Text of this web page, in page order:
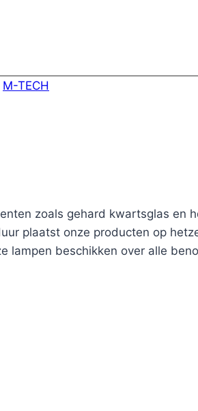
M-TECH
zoals gehard kwartsglas en
plaatst onze producten op
lampen beschikken over alle